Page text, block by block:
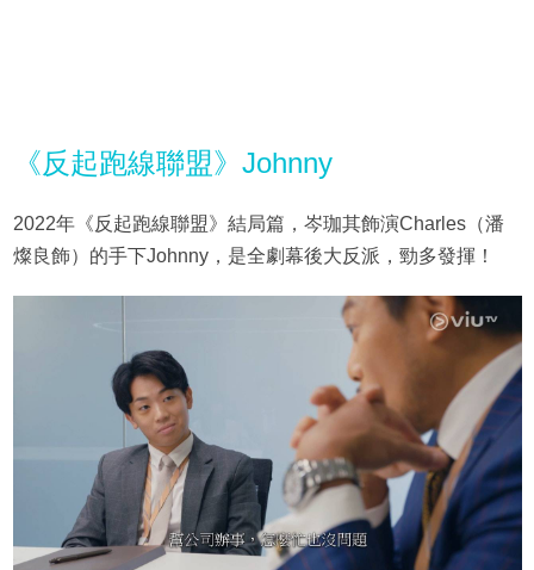
《反起跑線聯盟》Johnny
2022年《反起跑線聯盟》結局篇，岑珈其飾演Charles（潘
燦良飾）的手下Johnny，是全劇幕後大反派，勁多發揮！